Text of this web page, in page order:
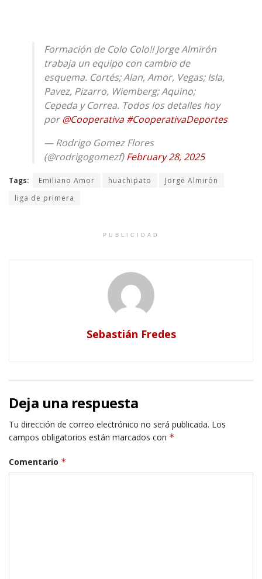
Formación de Colo Colo!! Jorge Almirón
trabaja un equipo con cambio de
esquema. Cortés; Alan, Amor, Vegas; Isla,
Pavez, Pizarro, Wiemberg; Aquino;
Cepeda y Correa. Todos los detalles hoy
por@Cooperativa #CooperativaDeportes
— Rodrigo Gomez Flores
(@rodrigogomezf)February 28, 2025
Tags: Emiliano Amor huachipato
Jorge Almirón
liga de primera
PUBLICIDAD
Sebastián Fredes
Deja una respuesta
Tu dirección de correo electrónico no será publicada. Los
campos obligatorios están marcados con *
Comentario *